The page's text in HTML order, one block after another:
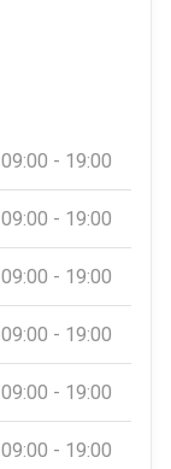
09:00 - 19:00
09:00 - 19:00
09:00 - 19:00
09:00 - 19:00
09:00 - 19:00
09:00 - 19:00